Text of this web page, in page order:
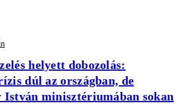
helyett dobozolás:
dúl az országban, de
minisztériumában sokan